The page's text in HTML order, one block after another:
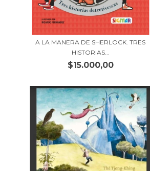
A LA MANERA DE SHERLOCK. TRES
HISTORIAS...
$15.000,00